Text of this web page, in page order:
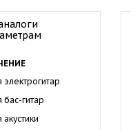
электрогитар
бас-гитар
акустики